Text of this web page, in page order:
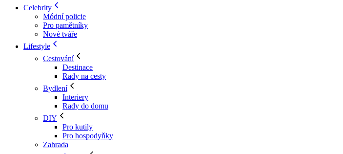
Celebrity
Módní policie
Pro pamětníky
Nové tváře
Lifestyle
Cestování
Destinace
Rady na cesty
Bydlení
Interiery
Rady do domu
DIY
Pro kutily
Pro hospodyňky
Zahrada